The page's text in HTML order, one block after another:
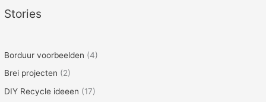
Stories
Borduur voorbeelden (4)
Brei projecten (2)
DIY Recycle ideeen (17)
zelf